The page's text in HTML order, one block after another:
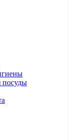
посуды